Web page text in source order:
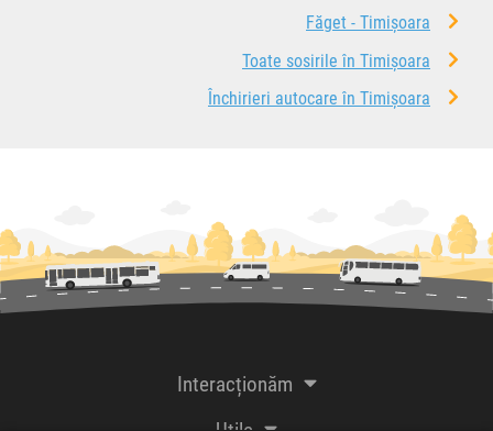
Făget - Timișoara
Toate sosirile în Timișoara
Închirieri autocare în Timișoara
Interacționăm